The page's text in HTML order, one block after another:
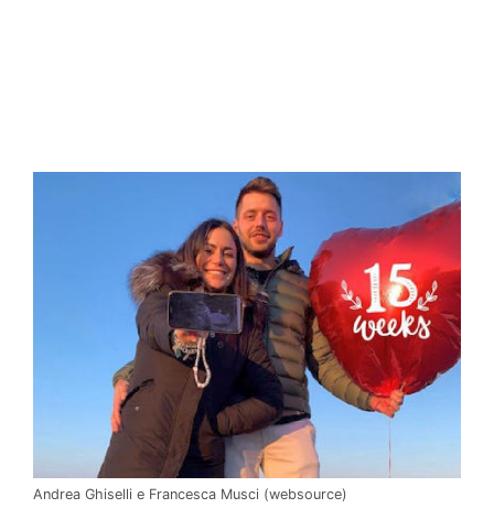
Andrea Ghiselli e Francesca Musci (websource)